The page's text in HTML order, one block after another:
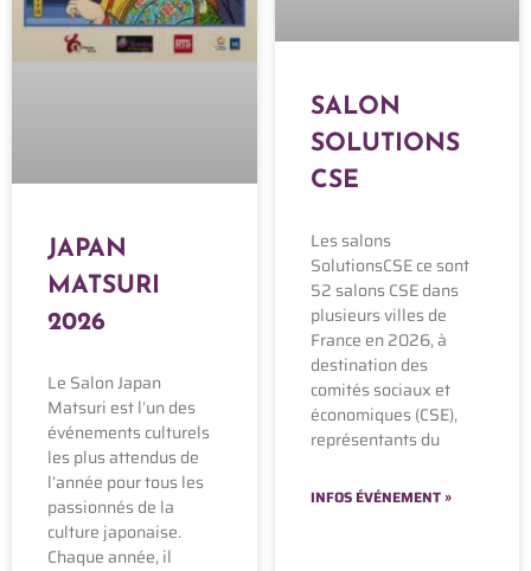
JAPAN
MATSURI
2026
Le Salon Japan
Matsuri est l’un des
événements culturels
les plus attendus de
l’année pour tous les
passionnés de la
culture japonaise.
Chaque année, il
SALON
SOLUTIONS
CSE
Les salons
SolutionsCSE ce sont
52 salons CSE dans
plusieurs villes de
France en 2026, à
destination des
comités sociaux et
économiques (CSE),
représentants du
INFOS ÉVÉNEMENT »